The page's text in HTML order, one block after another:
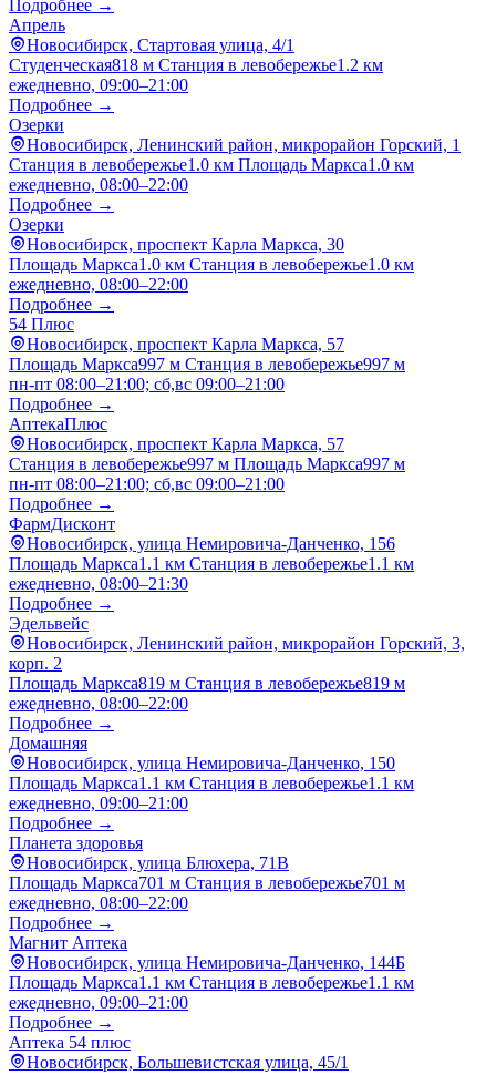
Подробнее →
Апрель
Новосибирск, Стартовая улица, 4/1
Студенческая818 м Станция в левобережье1.2 км
ежедневно, 09:00–21:00
Подробнее →
Озерки
Новосибирск, Ленинский район, микрорайон Горский, 1
Станция в левобережье1.0 км Площадь Маркса1.0 км
ежедневно, 08:00–22:00
Подробнее →
Озерки
Новосибирск, проспект Карла Маркса, 30
Площадь Маркса1.0 км Станция в левобережье1.0 км
ежедневно, 08:00–22:00
Подробнее →
54 Плюс
Новосибирск, проспект Карла Маркса, 57
Площадь Маркса997 м Станция в левобережье997 м
пн-пт 08:00–21:00; сб,вс 09:00–21:00
Подробнее →
АптекаПлюс
Новосибирск, проспект Карла Маркса, 57
Станция в левобережье997 м Площадь Маркса997 м
пн-пт 08:00–21:00; сб,вс 09:00–21:00
Подробнее →
ФармДисконт
Новосибирск, улица Немировича-Данченко, 156
Площадь Маркса1.1 км Станция в левобережье1.1 км
ежедневно, 08:00–21:30
Подробнее →
Эдельвейс
Новосибирск, Ленинский район, микрорайон Горский, 3,
корп. 2
Площадь Маркса819 м Станция в левобережье819 м
ежедневно, 08:00–22:00
Подробнее →
Домашняя
Новосибирск, улица Немировича-Данченко, 150
Площадь Маркса1.1 км Станция в левобережье1.1 км
ежедневно, 09:00–21:00
Подробнее →
Планета здоровья
Новосибирск, улица Блюхера, 71В
Площадь Маркса701 м Станция в левобережье701 м
ежедневно, 08:00–22:00
Подробнее →
Магнит Аптека
Новосибирск, улица Немировича-Данченко, 144Б
Площадь Маркса1.1 км Станция в левобережье1.1 км
ежедневно, 09:00–21:00
Подробнее →
Аптека 54 плюс
Новосибирск, Большевистская улица, 45/1